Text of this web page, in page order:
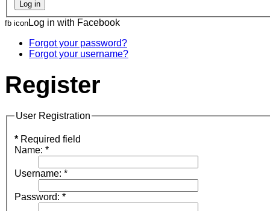
fb icon Log in with Facebook
Forgot your password?
Forgot your username?
Register
User Registration
* Required field
Name: *
Username: *
Password: *